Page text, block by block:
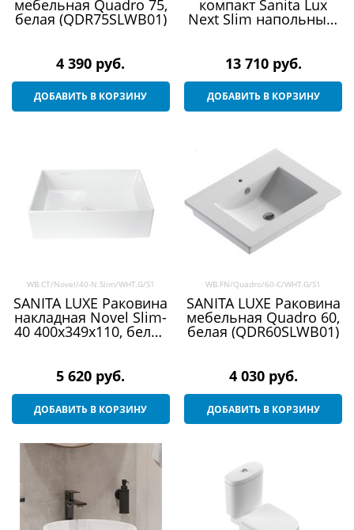
мебельная Quadro 75,
белая (QDR75SLWB01)
4 390 руб.
ДОБАВИТЬ В КОРЗИНУ
компакт Sanita Lux
Next Slim напольный,
(WC.CC/Next/2-
SlimDM/WHT.G/S1)
13 710 руб.
ДОБАВИТЬ В КОРЗИНУ
WB.CT/Novel/40-N.Slim/WHT.G/S1
SANITA LUXE Раковина
накладная Novel Slim-
40 400х349х110, белая
5 620 руб.
ДОБАВИТЬ В КОРЗИНУ
WB.FN/Quadro/60-C/WHT.G/S1
SANITA LUXE Раковина
мебельная Quadro 60,
белая (QDR60SLWB01)
4 030 руб.
ДОБАВИТЬ В КОРЗИНУ